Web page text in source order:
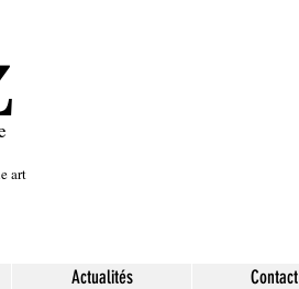
art
Actualités Contact